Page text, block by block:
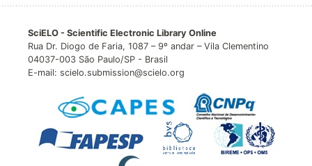
SciELO - Scientific Electronic Library Online
Rua Dr. Diogo de Faria, 1087 – 9º andar – Vila Clementino
04037-003 São Paulo/SP - Brasil
E-mail: scielo.submission@scielo.org